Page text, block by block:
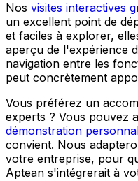
Nos visites interactives
un excellent point de
et faciles à explorer,
aperçu de l'expérience
navigation entre les
peut concrètement
Vous préférez un
experts ? Vous pouvez
démonstration
convient. Nous
votre entreprise, pour
Aptean s'intégrerait à